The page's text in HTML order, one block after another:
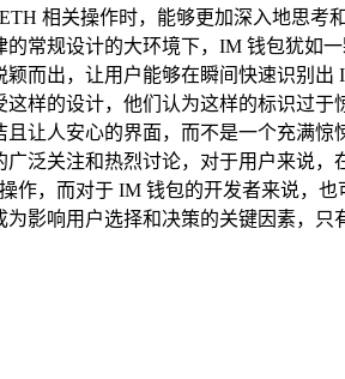
相关操作时，能够更加深入地思
常规设计的大环境下，IM 钱包犹如
而出，让用户能够在瞬间快速识别
样的设计，他们认为这样的标识过
让人安心的界面，而不是一个充满
泛关注和热烈讨论，对于用户来说
作，而对于 IM 钱包的开发者来说，
影响用户选择和决策的关键因素，